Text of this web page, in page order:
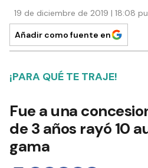
19 de diciembre de 2019 | 18:08
Añadir como fuente en
¡PARA QUÉ TE TRAJE!
Fue a una
de 3 años rayó 10
gama